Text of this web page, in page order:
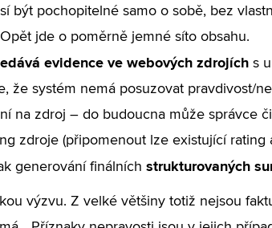
být pochopitelné samo o sobě, bez
jde o poměrně jemné síto obsahu.
evidence ve webových zdrojích s
že systém nemá posuzovat pravdivost/
na zdroj – do budoucna může správce
zdroje (připomenout lze existující rating
generování finálních strukturovaných
výzvu. Z velké většiny totiž nejsou